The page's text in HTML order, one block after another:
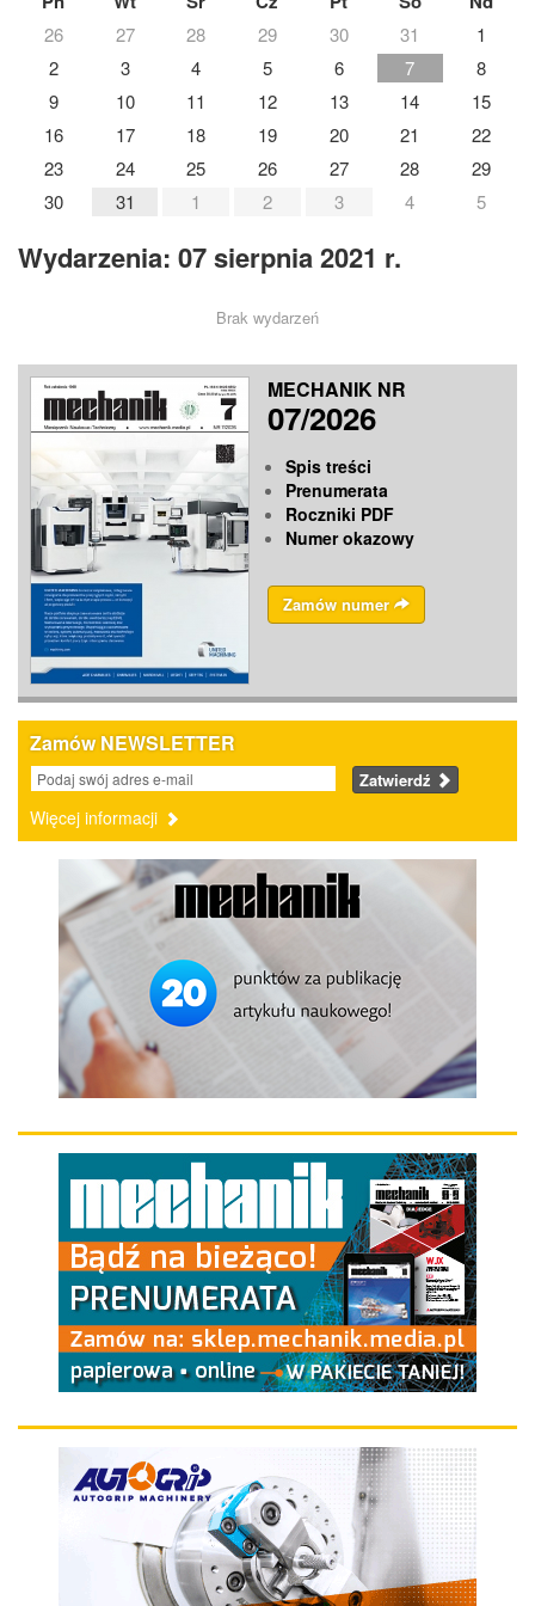
26 27 28 29 30 31
1
2
3 4 5 6 7
8
9
10 11 12 13 14
15
16
17 18 19 20 21
22
23
24 25 26 27 28
29
30
31 1 2 3 4 5
Wydarzenia: 07 sierpnia 2021 r.
Brak wydarzeń
MECHANIK NR
07/2026
Spis treści
Prenumerata
Roczniki PDF
Numer okazowy
Zamów numer
Zamów NEWSLETTER
Zatwierdź
Więcej informacji